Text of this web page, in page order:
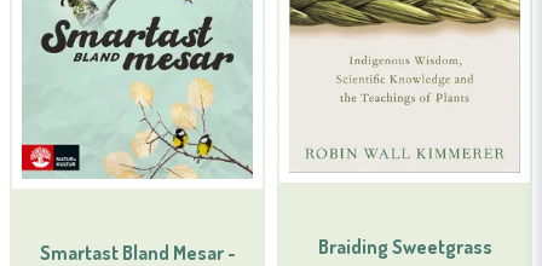
Smartast Bland Mesar -
Braiding Sweetgrass